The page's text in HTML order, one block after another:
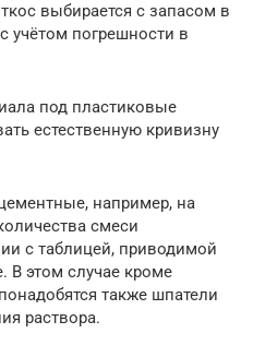
выбирается с запасом в
учётом погрешности в
под пластиковые
естественную кривизну
например, на
смеси
с таблицей, приводимой
В этом случае кроме
также шпатели
раствора.